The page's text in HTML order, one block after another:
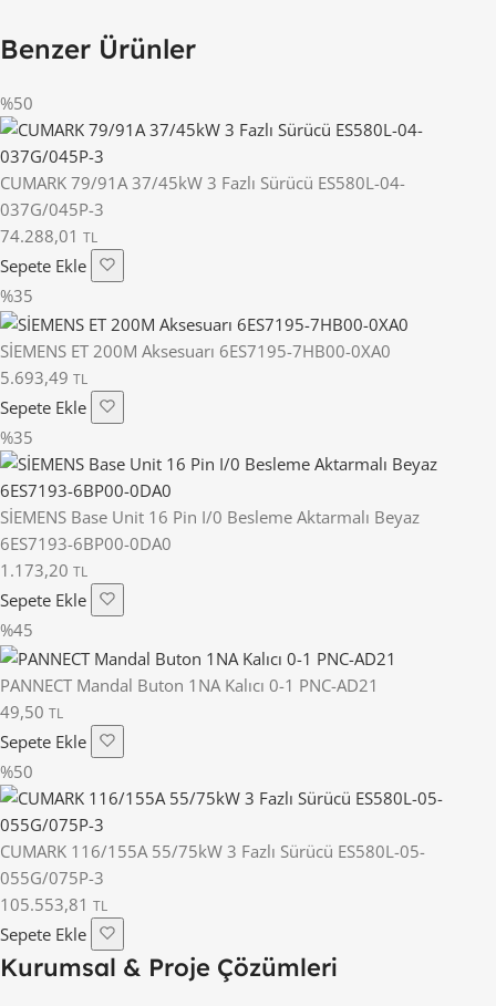
Benzer Ürünler
%50
CUMARK 79/91A 37/45kW 3 Fazlı Sürücü ES580L-04-
037G/045P-3
74.288,01 TL
Sepete Ekle
%35
SİEMENS ET 200M Aksesuarı 6ES7195-7HB00-0XA0
5.693,49 TL
Sepete Ekle
%35
SİEMENS Base Unit 16 Pin I/0 Besleme Aktarmalı Beyaz
6ES7193-6BP00-0DA0
1.173,20 TL
Sepete Ekle
%45
PANNECT Mandal Buton 1NA Kalıcı 0-1 PNC-AD21
49,50 TL
Sepete Ekle
%50
CUMARK 116/155A 55/75kW 3 Fazlı Sürücü ES580L-05-
055G/075P-3
105.553,81 TL
Sepete Ekle
Kurumsal & Proje Çözümleri